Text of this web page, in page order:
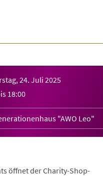
24. Juli 2025
18:00
"AWO Leo"
öffnet der Charity-Shop-